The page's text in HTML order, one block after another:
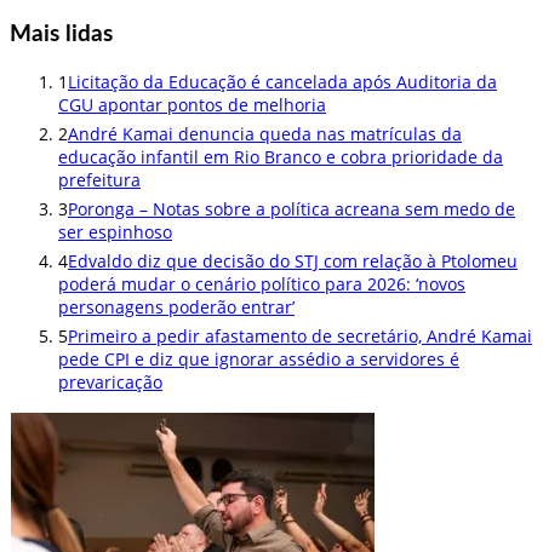
Mais lidas
1 Licitação da Educação é cancelada após Auditoria da
CGU apontar pontos de melhoria
2André Kamai denuncia queda nas matrículas da
educação infantil em Rio Branco e cobra prioridade da
prefeitura
3Poronga – Notas sobre a política acreana sem medo de
ser espinhoso
4Edvaldo diz que decisão do STJ com relação à Ptolomeu
poderá mudar o cenário político para 2026: ‘novos
personagens poderão entrar’
5Primeiro a pedir afastamento de secretário, André Kamai
pede CPI e diz que ignorar assédio a servidores é
prevaricação